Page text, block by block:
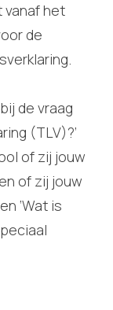
vanaf het
de
de vraag
(TLV)?’
of zij jouw
of zij jouw
‘Wat is